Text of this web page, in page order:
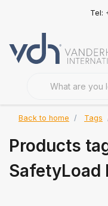
Tel:
Back to home Tags
Products
SafetyLoad